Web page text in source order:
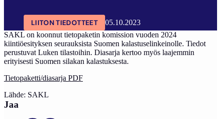
LIITON TIEDOTTEET
05.10.2023
SAKL on koonnut tietopaketin komission vuoden 2024
kiintiöesityksen seurauksista Suomen kalastuselinkeinolle. Tiedot
perustuvat Luken tilastoihin. Diasarja kertoo myös laajemmin
erityisesti Suomen silakan kalastuksesta.
Tietopaketti/diasarja PDF
Lähde: SAKL
Jaa